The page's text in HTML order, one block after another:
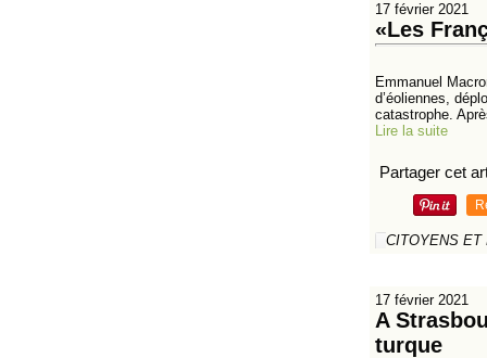
17 février 2021
«Les
Emmanuel
d’éoliennes,
catastrophe.
Lire la suite
Partager cet
CITOYENS ET
17 février 2021
A
turque